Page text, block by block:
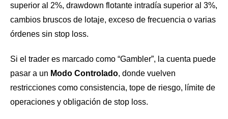
superior al 2%, drawdown flotante intradía superior al 3%,
cambios bruscos de lotaje, exceso de frecuencia o varias
órdenes sin stop loss.
Si el trader es marcado como “Gambler”, la cuenta puede
pasar a un Modo Controlado, donde vuelven
restricciones como consistencia, tope de riesgo, límite de
operaciones y obligación de stop loss.